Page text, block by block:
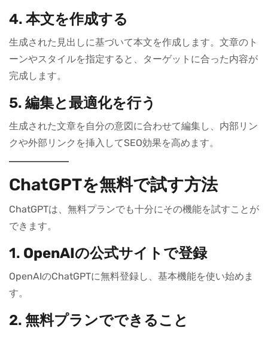
4. 本文を作成する
生成された見出しに基づいて本文を作成します。文章のト
ーンやスタイルを指定すると、ターゲットに合った内容が
完成します。
5. 編集と最適化を行う
生成された文章を自分の意図に合わせて編集し、内部リン
クや外部リンクを挿入してSEO効果を高めます。
ChatGPTを無料で試す方法
ChatGPTは、無料プランでも十分にその機能を試すことが
できます。
1. OpenAIの公式サイトで登録
OpenAIのChatGPTに無料登録し、基本機能を使い始めま
す。
2. 無料プランでできること